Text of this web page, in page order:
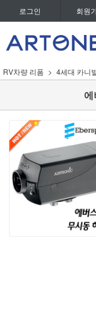
로그인 회원
RV차량 리폼 4세대 카니